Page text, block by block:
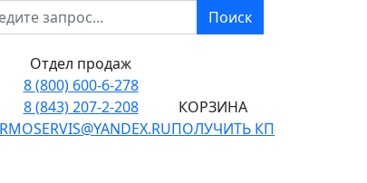
Поиск
Отдел продаж
8 (800) 600-6-278
8 (843) 207-2-208
КОРЗИНА
ПОЛУЧИТЬ КП